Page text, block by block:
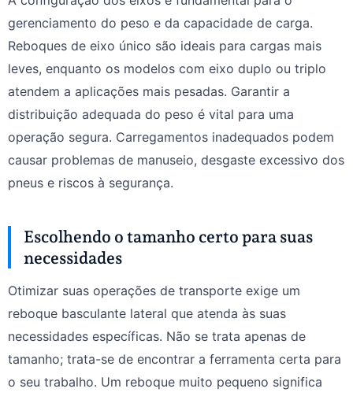
gerenciamento do peso e da capacidade de carga.
Reboques de eixo único são ideais para cargas mais
leves, enquanto os modelos com eixo duplo ou triplo
atendem a aplicações mais pesadas. Garantir a
distribuição adequada do peso é vital para uma
operação segura. Carregamentos inadequados podem
causar problemas de manuseio, desgaste excessivo dos
pneus e riscos à segurança.
Escolhendo o tamanho certo para suas
necessidades
Otimizar suas operações de transporte exige um
reboque basculante lateral que atenda às suas
necessidades específicas. Não se trata apenas de
tamanho; trata-se de encontrar a ferramenta certa para
o seu trabalho. Um reboque muito pequeno significa